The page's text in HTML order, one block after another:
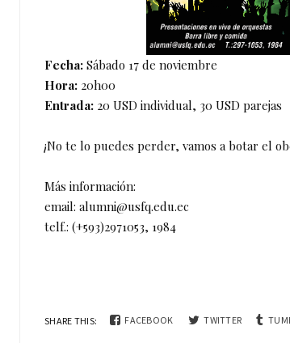
Fecha: Sábado 17 de noviembre
Hora: 20h00
Entrada: 20 USD individual, 30 USD parejas
¡No te lo puedes perder, vamos a botar el
Más información:
email: alumni@usfq.edu.ec
telf.: (+593)2971053, 1984
SHARE THIS: FACEBOOK TWITTER